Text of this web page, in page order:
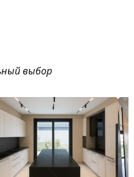
выбор